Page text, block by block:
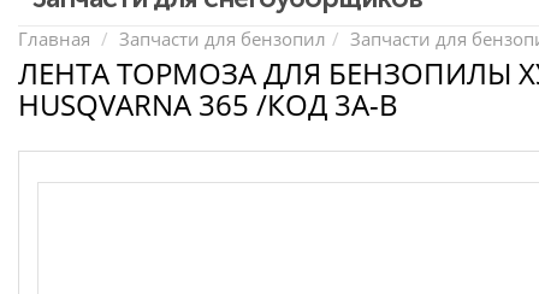
Запчасти для электроинструмента другие
Конденсаторы
Якоря, статоры
Аккумуляторы, зарядные устройства
Щётки, щёточные узлы
Главная Запчасти для бензопил Запчасти для
ЛЕНТА ТОРМОЗА ДЛЯ БЕНЗОПИЛЫ
HUSQVARNA 365 /КОД 3A-B